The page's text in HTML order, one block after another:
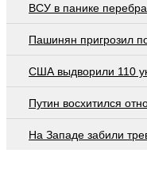
ВСУ в панике
Пашинян пригрозил
США выдворили 110
Путин восхитился
На Западе забили